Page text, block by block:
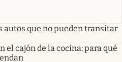
autos que no pueden transitar
el cajón de la cocina: para qué